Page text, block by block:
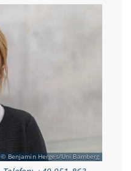
Benjamin Herges/Uni Bamberg